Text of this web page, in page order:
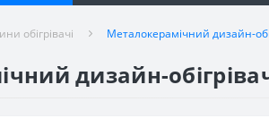
обігрівачі Металокерамічний дизайн-
дизайн-